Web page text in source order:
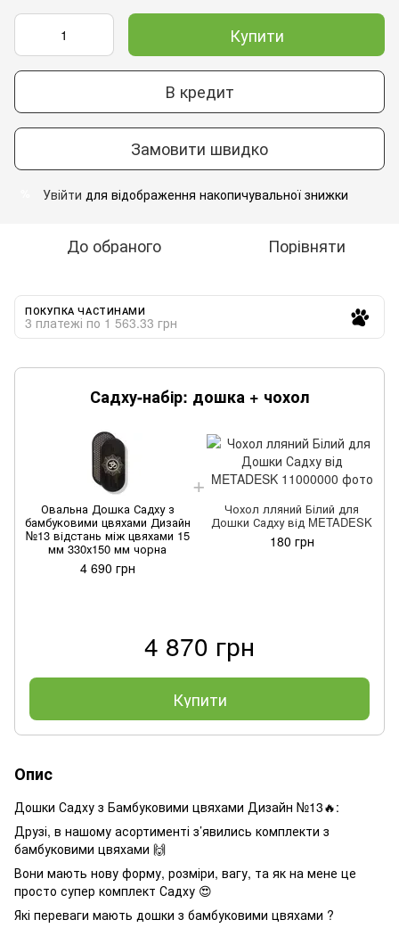
Купити
В кредит
Замовити швидко
Увійти для відображення накопичувальної знижки
До обраного Порівняти
ПОКУПКА ЧАСТИНАМИ
3 платежі по 1 563.33 грн
Садху-набір: дошка + чохол
Овальна Дошка Садху з
бамбуковими цвяхами Дизайн
№13 відстань між цвяхами 15
мм 330х150 мм чорна
4 690 грн
Чохол лляний Білий для
Дошки Садху від METADESK
180 грн
4 870 грн
Купити
Опис
Дошки Садху з Бамбуковими цвяхами Дизайн №13🔥:
Друзі, в нашому асортименті з’явились комплекти з
бамбуковими цвяхами 🙌
Вони мають нову форму, розміри, вагу, та як на мене це
просто супер комплект Садху 😍
Які переваги мають дошки з бамбуковими цвяхами ?